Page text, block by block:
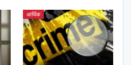
आर्थिक